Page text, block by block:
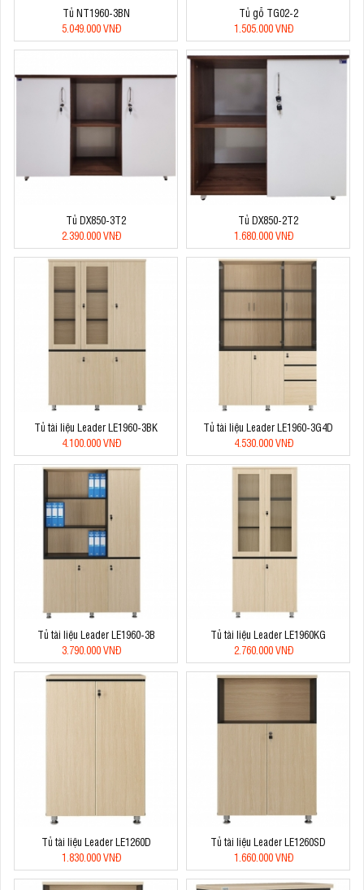
Tủ NT1960-3BN
5.049.000 VNĐ
Tủ gỗ TG02-2
1.505.000 VNĐ
Tủ DX850-3T2
2.390.000 VNĐ
Tủ DX850-2T2
1.680.000 VNĐ
Tủ tài liệu Leader LE1960-3BK
4.100.000 VNĐ
Tủ tài liệu Leader LE1960-3G4D
4.530.000 VNĐ
Tủ tài liệu Leader LE1960-3B
3.790.000 VNĐ
Tủ tài liệu Leader LE1960KG
2.760.000 VNĐ
Tủ tài liệu Leader LE1260D
1.830.000 VNĐ
Tủ tài liệu Leader LE1260SD
1.660.000 VNĐ